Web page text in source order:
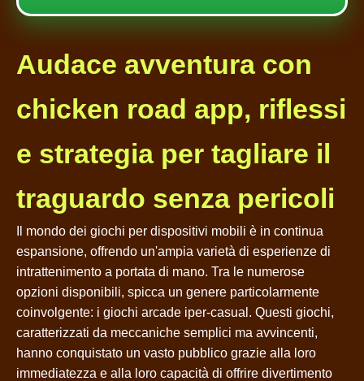
Audace avventura con
chicken road app, riflessi
e strategia per tagliare il
traguardo senza pericoli
Il mondo dei giochi per dispositivi mobili è in continua
espansione, offrendo un'ampia varietà di esperienze di
intrattenimento a portata di mano. Tra le numerose
opzioni disponibili, spicca un genere particolarmente
coinvolgente: i giochi arcade iper-casual. Questi giochi,
caratterizzati da meccaniche semplici ma avvincenti,
hanno conquistato un vasto pubblico grazie alla loro
immediatezza e alla loro capacità di offrire divertimento